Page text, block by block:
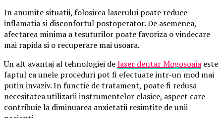
In anumite situatii, folosirea laserului poate reduce
inflamatia si disconfortul postoperator. De asemenea,
afectarea minima a tesuturilor poate favoriza o vindecare
mai rapida si o recuperare mai usoara.
Un alt avantaj al tehnologiei delaser dentar Mogosoaia este
faptul ca unele proceduri pot fi efectuate intr-un mod mai
putin invaziv. In functie de tratament, poate fi redusa
necesitatea utilizarii instrumentelor clasice, aspect care
contribuie la diminuarea anxietatii resimtite de unii